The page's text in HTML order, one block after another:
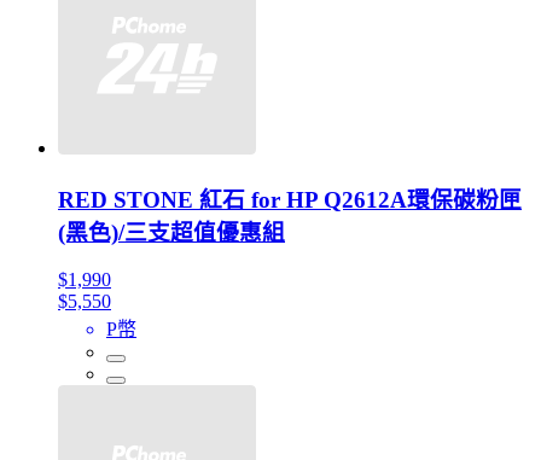
RED STONE 紅石 for HP Q2612A環保碳粉匣
(黑色)/三支超值優惠組
$1,990
$5,550
P幣